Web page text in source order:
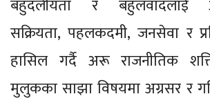
बहुदलीयता र बहुलवादलाई
सक्रियता, पहलकदमी, जनसेवा र
हासिल गर्दै अरू राजनीतिक
मुलुकका साझा विषयमा अग्रसर र